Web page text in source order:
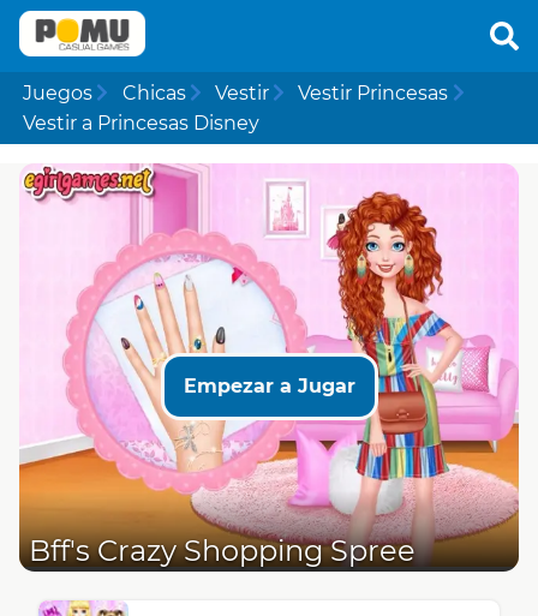
Juegos Chicas Vestir
Vestir Princesas
Vestir a Princesas Disney
Empezar a Jugar
Bff's Crazy Shopping Spree